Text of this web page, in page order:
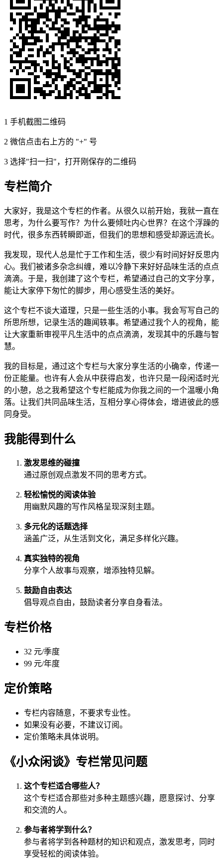
1 手机截图二维码
2 微信点击右上方的 "+" 号
3 选择"扫一扫"，打开刚保存的二维码
专栏简介
大家好，我是这个专栏的作者。从很久以前开始，我就一直在
思考，为什么要写作？为什么要倾吐内心世界？在这个浮躁的
时代，很多东西转瞬即逝，但我们的思想和感受却源远流长。
我发现，现代人总是忙于工作和生活，很少有时间好好反思内
心。我们被诸多杂念纠缠，难以冷静下来好好品味生活的点点
滴滴。于是，我创建了这个专栏，希望通过自己的文字分享，
能让大家停下匆忙的脚步，用心感受生活的美好。
这个专栏不谈大道理，只是一些生活的小事。我会写写自己的
所思所想，记录生活的趣闻轶事。希望通过我个人的视角，能
让大家重新审视平凡生活中的点点滴滴，发现其中的乐趣与智
慧。
我的目标是，通过这个专栏与大家分享生活的小确幸，传递一
份正能量。也许有人会从中获得启发，也许只是一段闲适时光
的小憩，总之我希望这个专栏能成为你我之间的一个温暖小角
落。让我们共同品味生活，互相分享心得体会，增进彼此的感
同身受。
我能得到什么
激发思维的碰撞
通过原创观点激发不同的思考方式。
轻松愉悦的阅读体验
用幽默风趣的写作风格呈现深刻主题。
多元化的话题选择
涵盖广泛，从生活到文化，满足多样化兴趣。
真实独特的视角
分享个人故事与观察，增添独特见解。
鼓励自由表达
倡导观点自由，鼓励读者分享自身看法。
专栏价格
32 元/季度
99 元/年度
定价策略
专栏内容随意，不要求专业性。
如果没有必要，不建议订阅。
定价策略未具体说明。
《小众闲谈》专栏常见问题
这个专栏适合哪些人？
这个专栏适合那些对多种主题感兴趣，愿意探讨、分享
和交流的人。
参与者将学到什么？
参与者将学到各种题材的知识和观点，激发思考，同时
享受轻松的阅读体验。